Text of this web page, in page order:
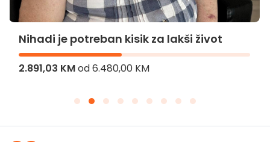
Nihadi je potreban kisik za lakši život
2.891,03 KMod6.480,00 KM